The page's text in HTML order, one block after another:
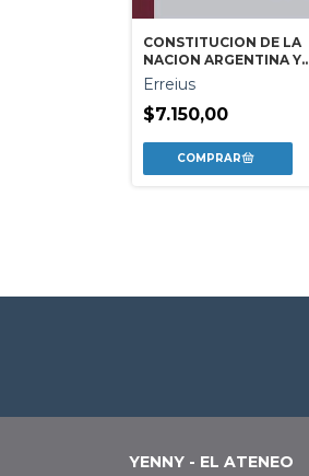
CONSTITUCION DE LA
NACION ARGENTINA Y
TRATADOS
INTERNACIONALES - ED.
POCKET
Erreius
$7.150,00
YENNY - EL ATENEO